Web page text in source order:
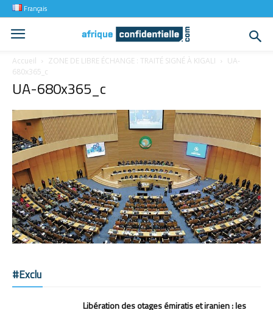
Français
Accueil ZONE DE LIBRE ÉCHANGE : TRAITÉ SIGNÉ À KIGALI
UA-
680x365_c
UA-680x365_c
#Exclu
Libération des otages émiratis et iranien : les